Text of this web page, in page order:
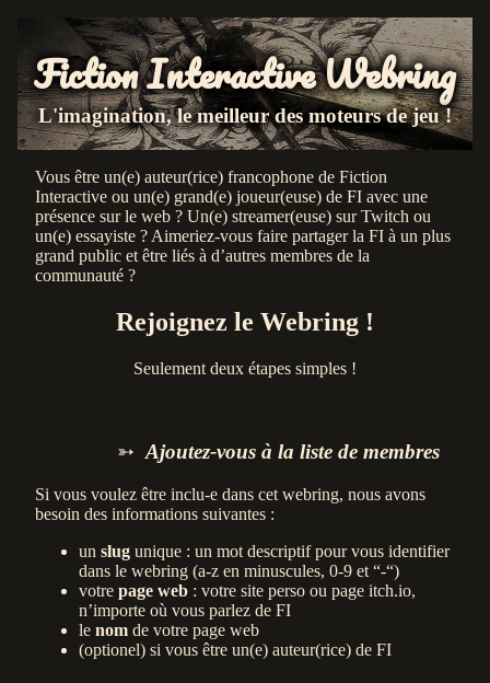
Fiction Interactive Webring
L'imagination, le meilleur des moteurs de jeu !
Vous être un(e) auteur(rice) francophone de Fiction
Interactive ou un(e) grand(e) joueur(euse) de FI avec une
présence sur le web‎ ? Un(e) streamer(euse) sur Twitch ou
un(e) essayiste‎ ? Aimeriez-vous faire partager la FI à un plus
grand public et être liés à d’autres membres de la
communauté‎ ?
Rejoignez le Webring‎ !
Seulement deux étapes simples‎ !
Ajoutez-vous à la liste de membres
Si vous voulez être inclu-e dans cet webring, nous avons
besoin des informations suivantes‎ :
un slug unique‎ : un mot descriptif pour vous identifier
dans le webring (a-z en minuscules, 0-9 et “-“)
votre page web ‎ : votre site perso ou page itch.io,
n’importe où vous parlez de FI
le nom de votre page web
(optionel) si vous être un(e) auteur(rice) de FI